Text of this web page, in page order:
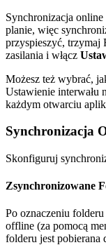
Synchronizacja
planie, więc
przyspieszyć, trzymaj
zasilania i włącz
Możesz też wybrać,
Ustawienie interwału
każdym otwarciu
Synchronizacja
Skonfiguruj
Zsynchronizowane
Po oznaczeniu
offline (za pomocą
folderu jest pobierana